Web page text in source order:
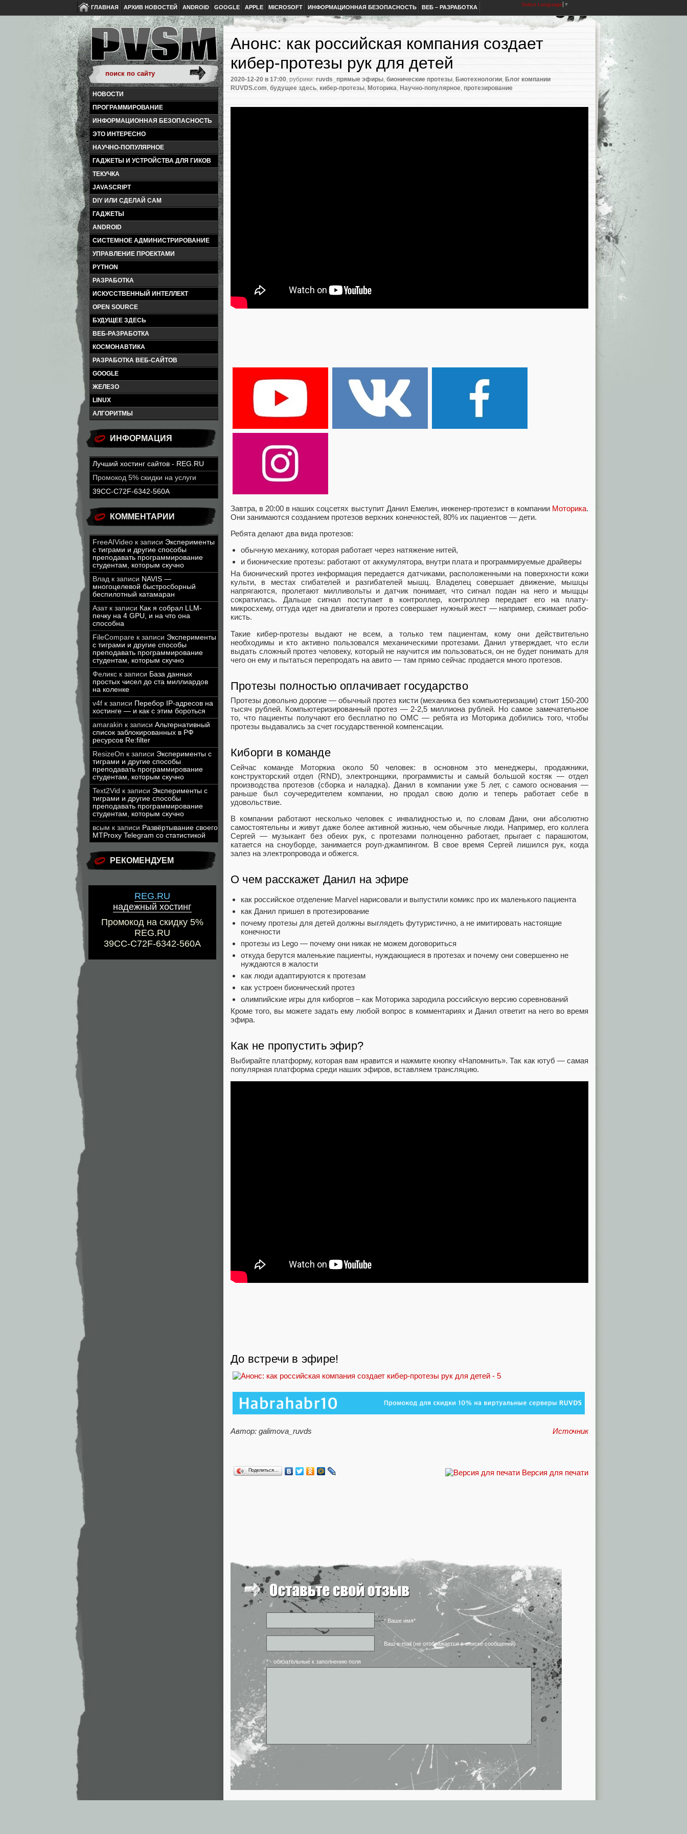
ГЛАВНАЯ АРХИВ НОВОСТЕЙ ANDROID GOOGLE APPLE MICROSOFT ИНФОРМАЦИОННАЯ БЕЗОПАСНОСТЬ ВЕБ – РАЗРАБОТКА Select Language ▼
НОВОСТИ
ПРОГРАММИРОВАНИЕ
ИНФОРМАЦИОННАЯ БЕЗОПАСНОСТЬ
ЭТО ИНТЕРЕСНО
НАУЧНО-ПОПУЛЯРНОЕ
ГАДЖЕТЫ И УСТРОЙСТВА ДЛЯ ГИКОВ
ТЕКУЧКА
JAVASCRIPT
DIY ИЛИ СДЕЛАЙ САМ
ГАДЖЕТЫ
ANDROID
СИСТЕМНОЕ АДМИНИСТРИРОВАНИЕ
УПРАВЛЕНИЕ ПРОЕКТАМИ
PYTHON
РАЗРАБОТКА
ИСКУССТВЕННЫЙ ИНТЕЛЛЕКТ
OPEN SOURCE
БУДУЩЕЕ ЗДЕСЬ
ВЕБ-РАЗРАБОТКА
КОСМОНАВТИКА
РАЗРАБОТКА ВЕБ-САЙТОВ
GOOGLE
ЖЕЛЕЗО
LINUX
АЛГОРИТМЫ
ИНФОРМАЦИЯ
Лучший хостинг сайтов - REG.RU
Промокод 5% скидки на услуги
39CC-C72F-6342-560A
КОММЕНТАРИИ
FreeAIVideo к записи Эксперименты
с тиграми и другие способы
преподавать программирование
студентам, которым скучно
Влад к записи NAVIS —
многоцелевой быстросборный
беспилотный катамаран
Азатк записи Как я собрал LLM-
печку на 4 GPU, и на что она
способна
FileCompare к записи Эксперименты
с тиграми и другие способы
преподавать программирование
студентам, которым скучно
Феликс к записи База данных
простых чисел до ста миллиардов
на коленке
v4f к записи Перебор IP-адресов на
хостинге — и как с этим бороться
amarakin к записи Альтернативный
список заблокированных в РФ
ресурсов Re:filter
ResizeOn к записи Эксперименты с
тиграми и другие способы
преподавать программирование
студентам, которым скучно
Text2Vid к записи Эксперименты с
тиграми и другие способы
преподавать программирование
студентам, которым скучно
всым к записи Развёртывание своего
MTProxy Telegram со статистикой
РЕКОМЕНДУЕМ
REG.RU
надежный хостинг
Промокод на скидку 5%
REG.RU
39CC-C72F-6342-560A
Анонс: как российская компания создает
кибер-протезы рук для детей
2020-12-20 в 17:00, рубрики: ruvds_прямые эфиры, бионические протезы, Биотехнологии, Блог компании
RUVDS.com, будущее здесь, кибер-протезы, Моторика, Научно-популярное, протезирование
Завтра, в 20:00 в наших соцсетях выступит Данил Емелин, инженер-протезист в компании Моторика.
Они занимаются созданием протезов верхних конечностей, 80% их пациентов — дети.
Ребята делают два вида протезов:
обычную механику, которая работает через натяжение нитей,
и бионические протезы: работают от аккумулятора, внутри плата и программируемые драйверы
На бионический протез информация передается датчиками, расположенными на поверхности кожи
культи, в местах сгибателей и разгибателей мышц. Владелец совершает движение, мышцы
напрягаются, пролетают милливольты и датчик понимает, что сигнал подан на него и мыщцы
сократилась. Дальше сигнал поступает в контроллер, контроллер передает его на плату-
микросхему, оттуда идет на двигатели и протез совершает нужный жест — например, сжимает робо-
кисть.
Такие кибер-протезы выдают не всем, а только тем пациентам, кому они действительно
необходимы и кто активно пользовался механическими протезами. Данил утверждает, что если
выдать сложный протез человеку, который не научится им пользоваться, он не будет понимать для
чего он ему и пытаться перепродать на авито — там прямо сейчас продается много протезов.
Протезы полностью оплачивает государство
Протезы довольно дорогие — обычный протез кисти (механика без компьютеризации) стоит 150-200
тысяч рублей. Компьютеризированный протез — 2-2,5 миллиона рублей. Но самое замечательное
то, что пациенты получают его бесплатно по ОМС — ребята из Моторика добились того, чтобы
протезы выдавались за счет государственной компенсации.
Киборги в команде
Сейчас команде Моторкиа около 50 человек: в основном это менеджеры, продажники,
конструкторский отдел (RND), электронщики, программисты и самый большой костяк — отдел
производства протезов (сборка и наладка). Данил в компании уже 5 лет, с самого основания —
раньше был соучередителем компании, но продал свою долю и теперь работает себе в
удовольствие.
В компании работают несколько человек с инвалидностью и, по словам Дани, они абсолютно
самостоятельны и живут даже более активной жизнью, чем обычные люди. Например, его коллега
Сергей — музыкант без обеих рук, с протезами полноценно работает, прыгает с парашютом,
катается на сноуборде, занимается роуп-джампингом. В свое время Сергей лишился рук, когда
залез на электропровода и обжегся.
О чем расскажет Данил на эфире
как российское отделение Marvel нарисовали и выпустили комикс про их маленького пациента
как Данил пришел в протезирование
почему протезы для детей должны выглядеть футуристично, а не имитировать настоящие
конечности
протезы из Lego — почему они никак не можем договориться
откуда берутся маленькие пациенты, нуждающиеся в протезах и почему они совершенно не
нуждаются в жалости
как люди адаптируются к протезам
как устроен бионический протез
олимпийские игры для киборгов – как Моторика зародила российскую версию соревнований
Кроме того, вы можете задать ему любой вопрос в комментариях и Данил ответит на него во время
эфира.
Как не пропустить эфир?
Выбирайте платформу, которая вам нравится и нажмите кнопку «Напомнить». Так как ютуб — самая
популярная платформа среди наших эфиров, вставляем трансляцию.
До встречи в эфире!
Автор: galimova_ruvds Источник
Версия для печати
Поделиться…
* Ваше имя*
Ваш e-mail (не отображается в списке сообщений)
* - обязательные к заполнению поля